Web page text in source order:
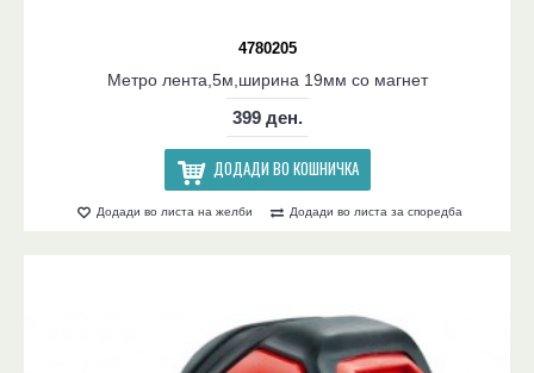
4780205
Метро лента,5м,ширина 19мм со магнет
399 ден.
ДОДАДИ ВО КОШНИЧКА
Додади во листа на желби Додади во листа за споредба